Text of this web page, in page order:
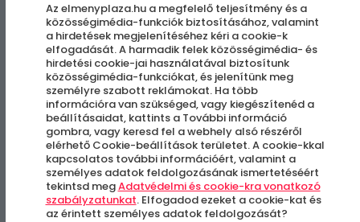
Vacsora és fények a Dunán
Budapest
Az elmenyplaza.hu a megfelelő teljesítmény és a
közösségimédia-funkciók biztosításához, valamint
a hirdetések megjelenítéséhez kéri a cookie-k
elfogadását. A harmadik felek közösségimédia- és
hirdetési cookie-jai használatával biztosítunk
közösségimédia-funkciókat, és jelenítünk meg
személyre szabott reklámokat. Ha több
információra van szükséged, vagy kiegészítenéd a
beállításaidat, kattints a További információ
gombra, vagy keresd fel a webhely alsó részéről
elérhető Cookie-beállítások területet. A cookie-kkal
kapcsolatos további információért, valamint a
személyes adatok feldolgozásának ismertetéséért
tekintsd megAdatvédelmi és cookie-kra vonatkozó
szabályzatunkat. Elfogadod ezeket a cookie-kat és
az érintett személyes adatok feldolgozását?